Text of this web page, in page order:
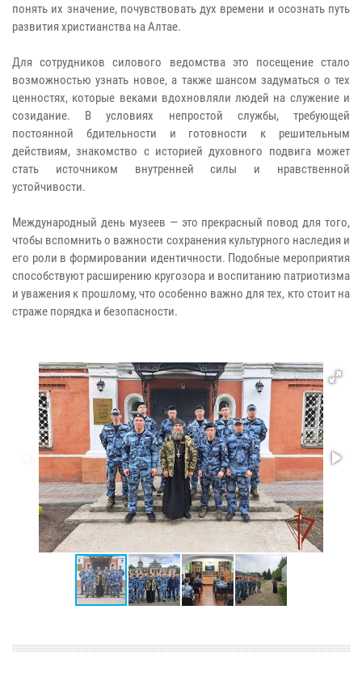
понять их значение, почувствовать дух времени и осознать путь
развития христианства на Алтае.
Для сотрудников силового ведомства это посещение стало
возможностью узнать новое, а также шансом задуматься о тех
ценностях, которые веками вдохновляли людей на служение и
созидание. В условиях непростой службы, требующей
постоянной бдительности и готовности к решительным
действиям, знакомство с историей духовного подвига может
стать источником внутренней силы и нравственной
устойчивости.
Международный день музеев — это прекрасный повод для того,
чтобы вспомнить о важности сохранения культурного наследия и
его роли в формировании идентичности. Подобные мероприятия
способствуют расширению кругозора и воспитанию патриотизма
и уважения к прошлому, что особенно важно для тех, кто стоит на
страже порядка и безопасности.